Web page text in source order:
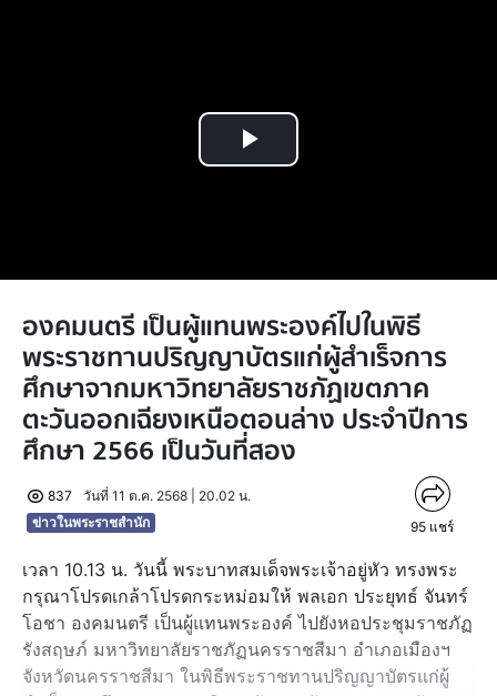
Play
องคมนตรี เป็นผู้แทนพระองค์ไปในพิธี
พระราชทานปริญญาบัตรแก่ผู้สำเร็จการ
ศึกษาจากมหาวิทยาลัยราชภัฏเขตภาค
ตะวันออกเฉียงเหนือตอนล่าง ประจำปีการ
ศึกษา 2566 เป็นวันที่สอง
837
วันที่ 11 ต.ค. 2568 | 20.02 น.
ข่าวในพระราชสำนัก
95 แชร์
เวลา 10.13 น. วันนี้ พระบาทสมเด็จพระเจ้าอยู่หัว ทรงพระ
กรุณาโปรดเกล้าโปรดกระหม่อมให้ พลเอก ประยุทธ์ จันทร์
โอชา องคมนตรี เป็นผู้แทนพระองค์ ไปยังหอประชุมราชภัฏ
รังสฤษภ์ มหาวิทยาลัยราชภัฏนครราชสีมา อำเภอเมืองฯ
จังหวัดนครราชสีมา ในพิธีพระราชทานปริญญาบัตรแก่ผู้